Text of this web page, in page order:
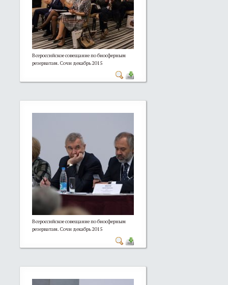
Всероссийское совещание по биосферным
резерватам. Сочи декабрь 2015
Всероссийское совещание по биосферным
резерватам. Сочи декабрь 2015